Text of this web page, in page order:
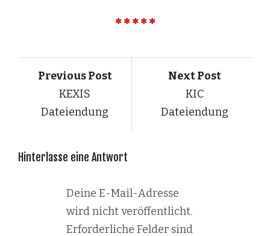
Previous Post
KEXIS
Dateiendung
Next Post
KIC
Dateiendung
Hinterlasse eine Antwort
Deine E-Mail-Adresse
wird nicht veröffentlicht.
Erforderliche Felder sind